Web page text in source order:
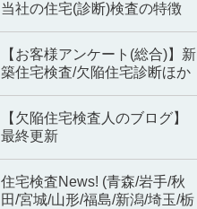
当社の住宅(診断)検査の特徴
【お客様アンケート(総合)】新
築住宅検査/欠陥住宅診断ほか
【欠陥住宅検査人のブログ】
最終更新
住宅検査News! (青森/岩手/秋
田/宮城/山形/福島/新潟/埼玉/栃